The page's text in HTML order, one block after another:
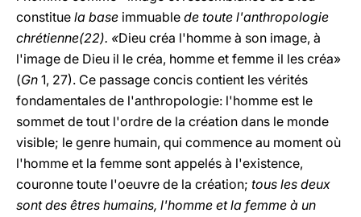
constitue la base immuable de toute l'anthropologie
chrétienne(22). «Dieu créa l'homme à son image, à
l'image de Dieu il le créa, homme et femme il les créa»
(Gn 1, 27). Ce passage concis contient les vérités
fondamentales de l'anthropologie: l'homme est le
sommet de tout l'ordre de la création dans le monde
visible; le genre humain, qui commence au moment où
l'homme et la femme sont appelés à l'existence,
couronne toute l'oeuvre de la création; tous les deux
sont des êtres humains, l'homme et la femme à un